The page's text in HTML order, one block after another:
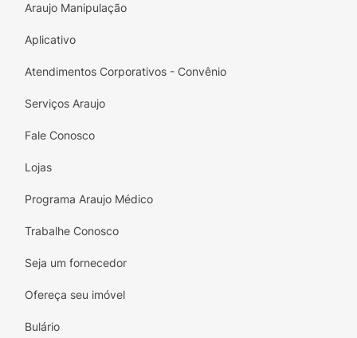
Araujo Manipulação
Aplicativo
Atendimentos Corporativos - Convênio
Serviços Araujo
Fale Conosco
Lojas
Programa Araujo Médico
Trabalhe Conosco
Seja um fornecedor
Ofereça seu imóvel
Bulário